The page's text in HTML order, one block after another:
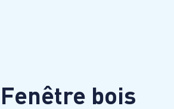
Fenêtre bois